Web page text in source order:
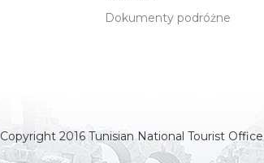
Dokumenty podróżne
Copyright 2016 Tunisian National Tourist Office